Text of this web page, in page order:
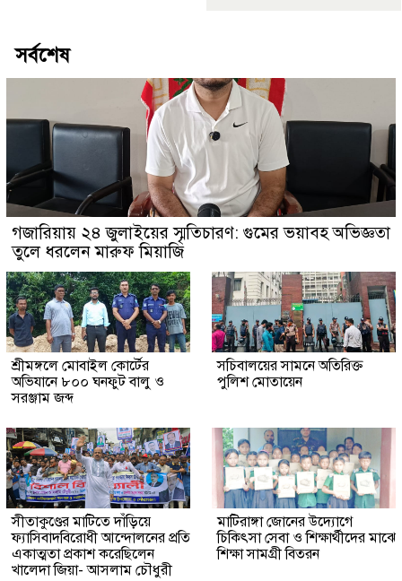
সর্বশেষ
গজারিয়ায় ২৪ জুলাইয়ের স্মৃতিচারণ: গুমের ভয়াবহ অভিজ্ঞতা
তুলে ধরলেন মারুফ মিয়াজি
শ্রীমঙ্গলে মোবাইল কোর্টের
অভিযানে ৮০০ ঘনফুট বালু ও
সরঞ্জাম জব্দ
সচিবালয়ের সামনে অতিরিক্ত
পুলিশ মোতায়েন
সীতাকুণ্ডের মাটিতে দাঁড়িয়ে
ফ্যাসিবাদবিরোধী আন্দোলনের প্রতি
একাত্মতা প্রকাশ করেছিলেন
খালেদা জিয়া- আসলাম চৌধুরী
মাটিরাঙ্গা জোনের উদ্যোগে
চিকিৎসা সেবা ও শিক্ষার্থীদের মাঝে
শিক্ষা সামগ্রী বিতরন